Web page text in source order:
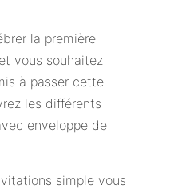
la première
vous souhaitez
à passer cette
les différents
enveloppe de
simple vous